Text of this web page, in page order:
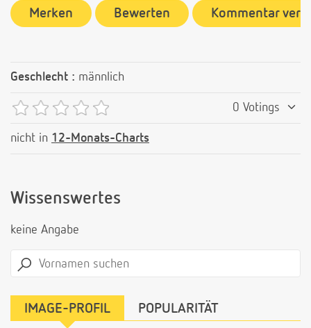
Merken Bewerten Kommentar
Geschlecht : männlich
0 Votings
nicht in 12-Monats-Charts
Wissenswertes
keine Angabe
IMAGE-PROFIL POPULARITÄT